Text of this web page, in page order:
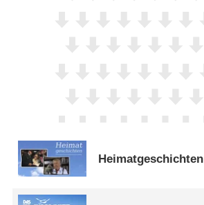
Heimatgeschichten